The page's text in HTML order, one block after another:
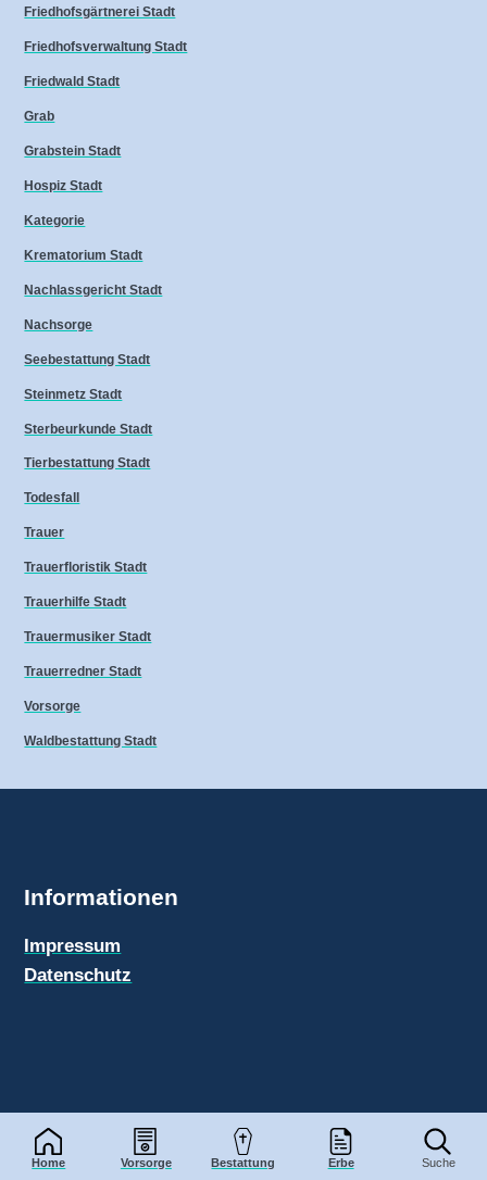
Home Vorsorge Bestattung Erbe Suche
Friedhofsgärtnerei Stadt
Friedhofsverwaltung Stadt
Friedwald Stadt
Grab
Grabstein Stadt
Hospiz Stadt
Kategorie
Krematorium Stadt
Nachlassgericht Stadt
Nachsorge
Seebestattung Stadt
Steinmetz Stadt
Sterbeurkunde Stadt
Tierbestattung Stadt
Todesfall
Trauer
Trauerfloristik Stadt
Trauerhilfe Stadt
Trauermusiker Stadt
Trauerredner Stadt
Vorsorge
Waldbestattung Stadt
Informationen
Impressum
Datenschutz
Bestattungen-Info.de © 2026